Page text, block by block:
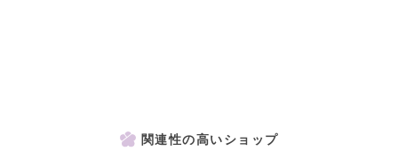
関連性の高いショップ